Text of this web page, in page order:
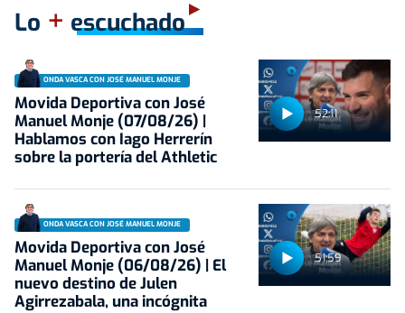
Lo + escuchado
52:11
ONDA VASCA CON JOSÉ MANUEL MONJE
Movida Deportiva con José
Manuel Monje (07/08/26) |
Hablamos con Iago Herrerín
sobre la portería del Athletic
51:59
ONDA VASCA CON JOSÉ MANUEL MONJE
Movida Deportiva con José
Manuel Monje (06/08/26) | El
nuevo destino de Julen
Agirrezabala, una incógnita